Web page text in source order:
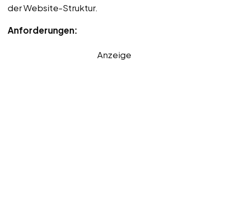
der Website-Struktur.
Anforderungen:
Anzeige